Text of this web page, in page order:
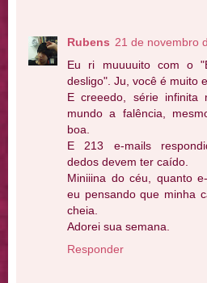
Rubens 21 de novembro
Eu ri muuuuito com o
desligo". Ju, você é muito
E creeedo, série infinita
mundo a falência,
boa.
E 213 e-mails
dedos devem ter caído.
Miniiina do céu, quanto
eu pensando que minha
cheia.
Adorei sua semana.
Responder